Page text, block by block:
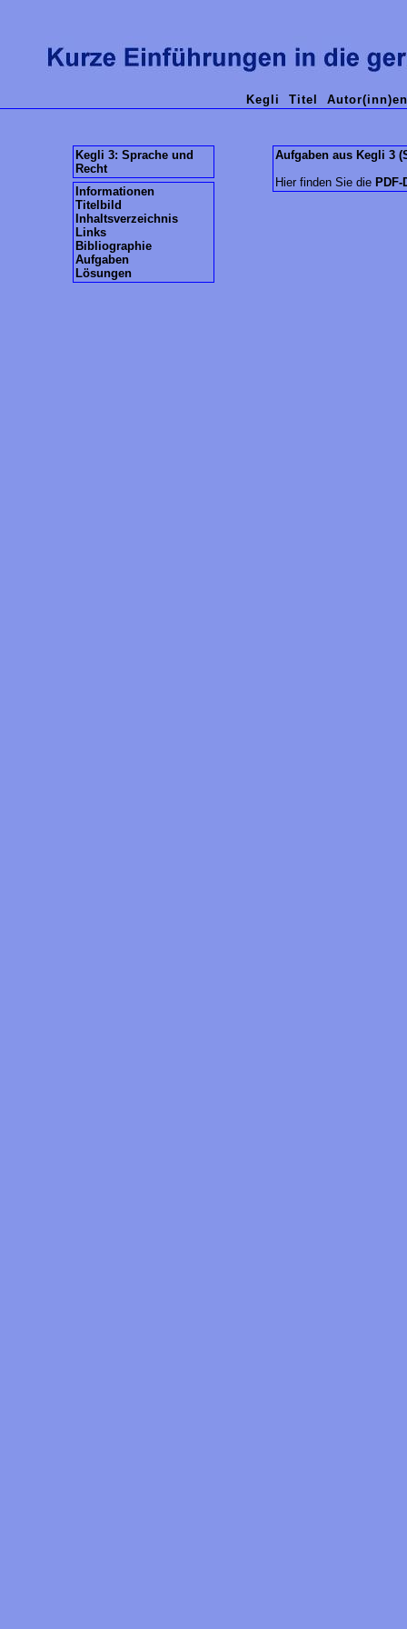
Kegli Titel Autor(inn)en
Kegli 3: Sprache und
Recht
Informationen
Titelbild
Inhaltsverzeichnis
Links
Bibliographie
Aufgaben
Lösungen
Aufgaben aus Kegli 3
Hier finden Sie die